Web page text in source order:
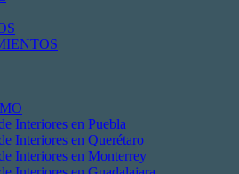
Interiores en Puebla
Interiores en Querétaro
Interiores en Monterrey